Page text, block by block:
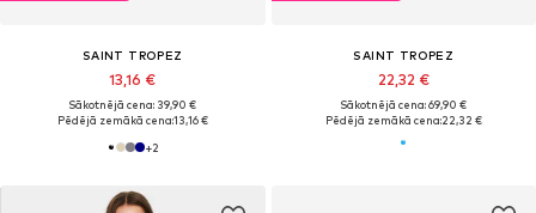
SAINT TROPEZ
13,16 €
Sākotnējā cena: 39,90 €
Pēdējā zemākā cena:13,16 €
+2
SAINT TROPEZ
22,32 €
Sākotnējā cena: 69,90 €
Pēdējā zemākā cena:22,32 €